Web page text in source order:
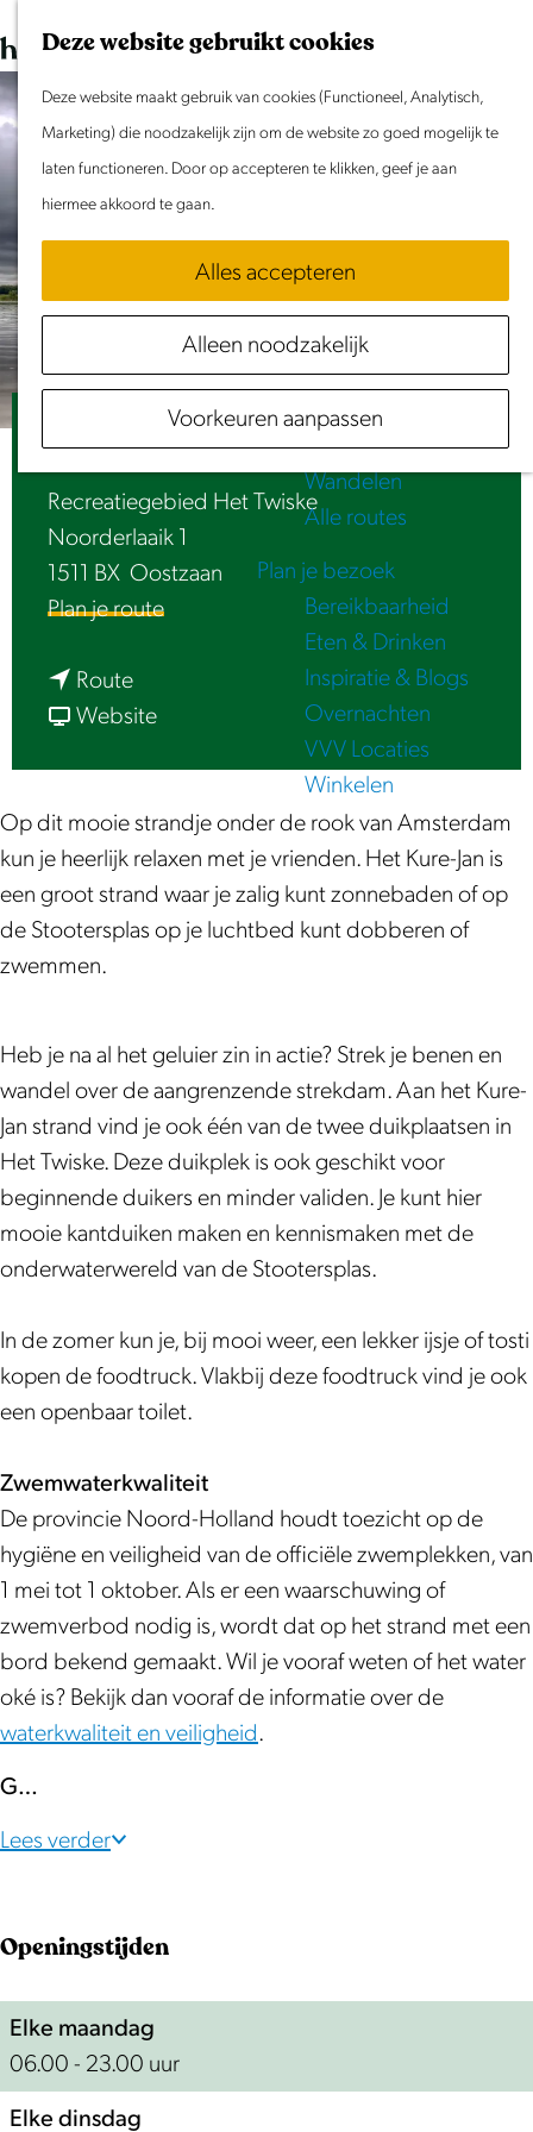
Deze website gebruikt cookies
Deze website maakt gebruik van cookies (Functioneel, Analytisch,
Marketing) die noodzakelijk zijn om de website zo goed mogelijk te
laten functioneren. Door op accepteren te klikken, geef je aan
hiermee akkoord te gaan.
Alles accepteren
Alleen noodzakelijk
Voorkeuren aanpassen
G
a
n
a
a
r
d
e
h
o
m
e
K
a
r
t
Z
e
k
e
n
e
n
u
Evenement aanmelden
Doen & Beleven
Zomer in Laag Holland
Met kinderen
Samen eropuit
Rust & Stilte
Activiteiten
Routes
Fietsen
Varen
Wandelen
Alle routes
Plan je bezoek
Bereikbaarheid
Eten & Drinken
Inspiratie & Blogs
Overnachten
VVV Locaties
Winkelen
Het Kure-Jan strand
Recreatiegebied Het Twiske
Noorderlaaik 1
1511 BX Oostzaan
Plan je routen
t
K
u
r
a
n
s
r
a
n
Routen
a
H
e
t
K
-
J
a
n
s
t
r
n
d
Websitev
H
e
t
K
-
J
a
n
s
t
r
n
d
Op dit mooie strandje onder de rook van Amsterdam
kun je heerlijk relaxen met je vrienden. Het Kure-Jan is
een groot strand waar je zalig kunt zonnebaden of op
de Stootersplas op je luchtbed kunt dobberen of
zwemmen.
Heb je na al het geluier zin in actie? Strek je benen en
wandel over de aangrenzende strekdam. Aan het Kure-
Jan strand vind je ook één van de twee duikplaatsen in
Het Twiske. Deze duikplek is ook geschikt voor
beginnende duikers en minder validen. Je kunt hier
mooie kantduiken maken en kennismaken met de
onderwaterwereld van de Stootersplas.
In de zomer kun je, bij mooi weer, een lekker ijsje of tosti
kopen de foodtruck. Vlakbij deze foodtruck vind je ook
een openbaar toilet.
Zwemwaterkwaliteit
De provincie Noord-Holland houdt toezicht op de
hygiëne en veiligheid van de officiële zwemplekken, van
1 mei tot 1 oktober. Als er een waarschuwing of
zwemverbod nodig is, wordt dat op het strand met een
bord bekend gemaakt. Wil je vooraf weten of het water
oké is? Bekijk dan vooraf de informatie over de
waterkwaliteit en veiligheid.
G…
Lees verder
Openingstijden
Elke maandag
06.00 - 23.00 uur
Elke dinsdag